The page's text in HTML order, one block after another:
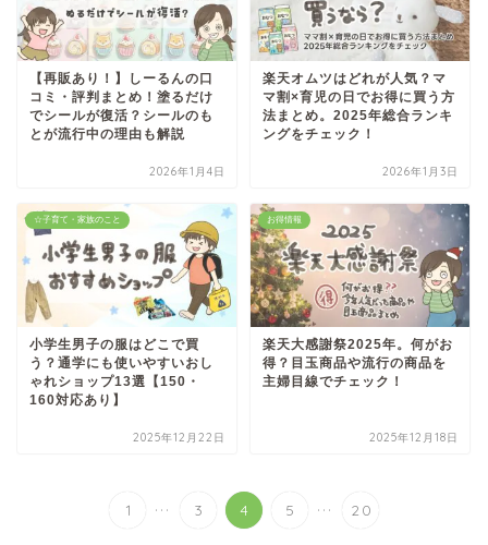
【再販あり！】しーるんの口
コミ・評判まとめ！塗るだけ
でシールが復活？シールのも
とが流行中の理由も解説
2026年1月4日
楽天オムツはどれが人気？マ
マ割×育児の日でお得に買う方
法まとめ。2025年総合ランキ
ングをチェック！
2026年1月3日
☆子育て・家族のこと
小学生男子の服はどこで買
う？通学にも使いやすいおし
ゃれショップ13選【150・
160対応あり】
2025年12月22日
お得情報
楽天大感謝祭2025年。何がお
得？目玉商品や流行の商品を
主婦目線でチェック！
2025年12月18日
1 ... 3 4 5 ... 20